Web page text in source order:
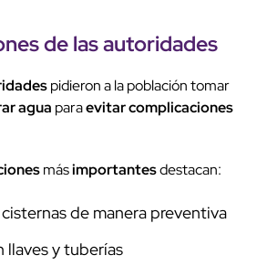
de lasautoridades
pidieron a la población tomar
agua paraevitar complicaciones
másimportantesdestacan:
de manera preventiva
llaves y tuberías